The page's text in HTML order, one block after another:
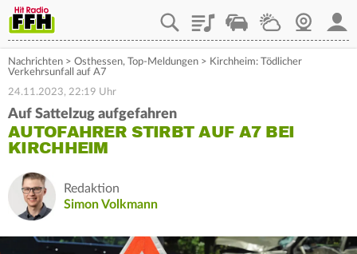
PlaylistStaupilotWetterWebcam
Nachrichten > Osthessen, Top-Meldungen > Kirchheim: Tödlicher
Verkehrsunfall auf A7
24.11.2023, 22:19 Uhr
Auf Sattelzug aufgefahren
AUTOFAHRER STIRBT AUF A7 BEI
KIRCHHEIM
Redaktion
Simon Volkmann